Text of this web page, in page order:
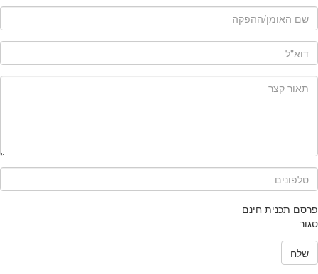
שם תכנית*
שם האומן/ההפקה*
דוא"ל*
תיאור קצר של התוכנית*
פרסם תכנית חינם
סגור
שלח